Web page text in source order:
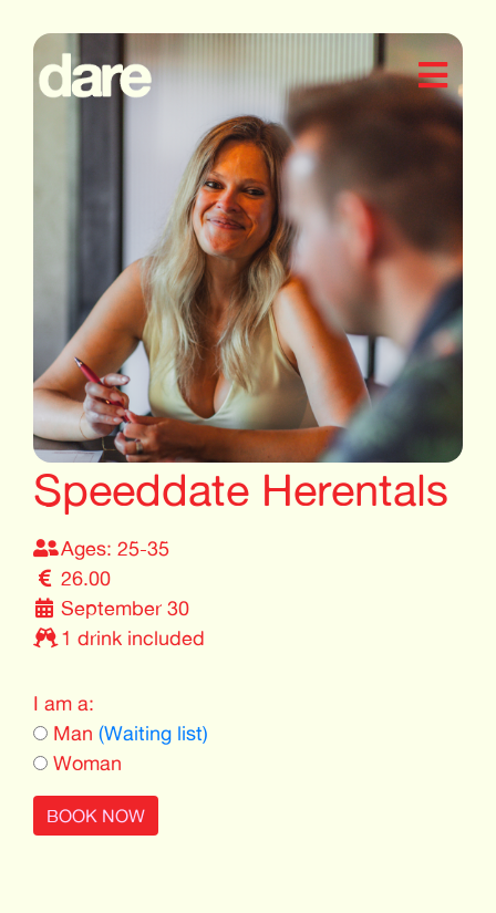
Speeddate Herentals
Ages: 25-35
26.00
September 30
1 drink included
I am a:
Man (Waiting list)
Woman
BOOK NOW